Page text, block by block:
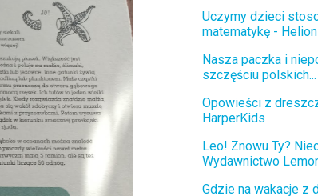
Uczymy dzieci
matematykę - Helion
Nasza paczka i
szczęściu polskich...
Opowieści z
HarperKids
Leo! Znowu Ty?
Wydawnictwo
Gdzie na wakacje z